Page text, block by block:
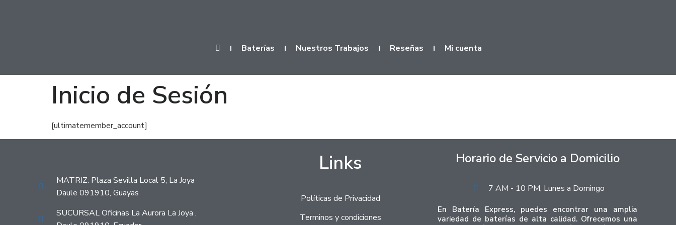
Baterías Nuestros Trabajos Reseñas Mi cuenta
Inicio de Sesión
[ultimatemember_account]
MATRIZ: Plaza Sevilla Local 5, La Joya
Daule 091910, Guayas
SUCURSAL Oficinas La Aurora La Joya ,
Links
Políticas de Privacidad
Terminos y condiciones
Horario de Servicio a Domicilio
7 AM - 10 PM, Lunes a Domingo
En Batería Express, puedes encontrar una amplia
variedad de baterías de alta calidad. Ofrecemos una